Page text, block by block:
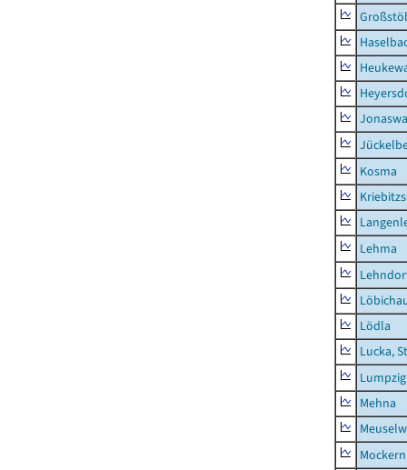
Kosma
Lehma
Lödla
Lucka,
Lumpzig
Mehna
Mockern